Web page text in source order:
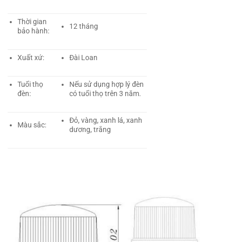
Thời gian
bảo hành:
12 tháng
Xuất xứ: Đài Loan
Tuổi thọ
đèn:
Nếu sử dụng hợp lý đèn
có tuổi thọ trên 3 năm.
Màu sắc:
Đỏ, vàng, xanh lá, xanh
dương, trắng